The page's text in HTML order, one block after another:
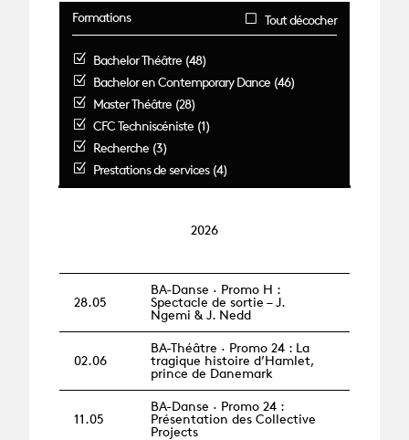
Formations Tout décocher
Bachelor Théâtre (48)
Bachelor en Contemporary Dance (46)
Master Théâtre (28)
CFC Techniscéniste (1)
Recherche (3)
Prestations de services (4)
2026
28.05
BA-Danse · Promo H :
Spectacle de sortie – J.
Ngemi & J. Nedd
02.06
BA-Théâtre · Promo 24 : La
tragique histoire d’Hamlet,
prince de Danemark
11.05
BA-Danse · Promo 24 :
Présentation des Collective
Projects